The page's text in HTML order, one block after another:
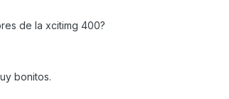
de la xcitimg 400?
bonitos.